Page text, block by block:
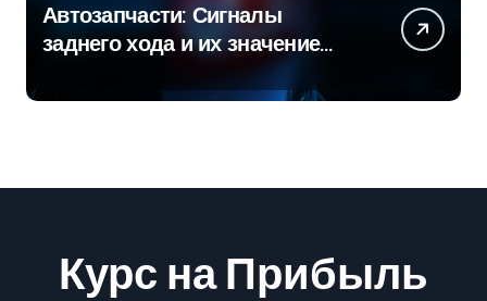
Автозапчасти: Сигналы
заднего хода и их значение
для безопасности на дороге
Курс на Прибыль